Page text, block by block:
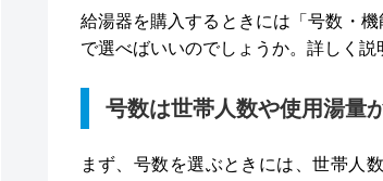
給湯器を購入するときには「号数・
で選べばいいのでしょうか。詳しく説
号数は世帯人数や使用湯量
まず、号数を選ぶときには、世帯人